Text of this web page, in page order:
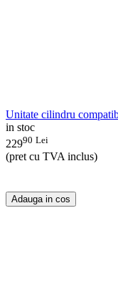
Unitate cilindru
in stoc
22990 Lei
(pret cu TVA inclus)
Adauga in cos